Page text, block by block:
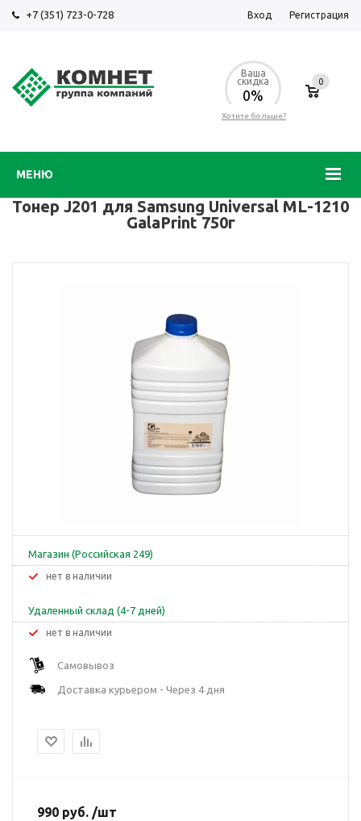
+7 (351) 723-0-728 Вход Регистрация
МЕНЮ
Ваша
скидка
0%
Хотите больше?
0
Тонер J201 для Samsung Universal ML-1210
GalaPrint 750г
Магазин (Российская 249)
Нет в наличии
Удаленный склад (4-7 дней)
Нет в наличии
Самовывоз
Доставка курьером - Через 4 дня
990 руб. /шт